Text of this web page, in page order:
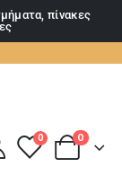
πίνακες
0 0